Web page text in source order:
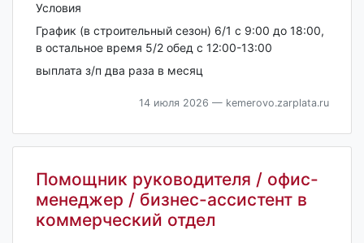
Условия
График (в строительный сезон) 6/1 с 9:00 до 18:00,
в остальное время 5/2 обед с 12:00-13:00
выплата з/п два раза в месяц
14 июля 2026 — kemerovo.zarplata.ru
Помощник руководителя / офис-
менеджер / бизнес-ассистент в
коммерческий отдел